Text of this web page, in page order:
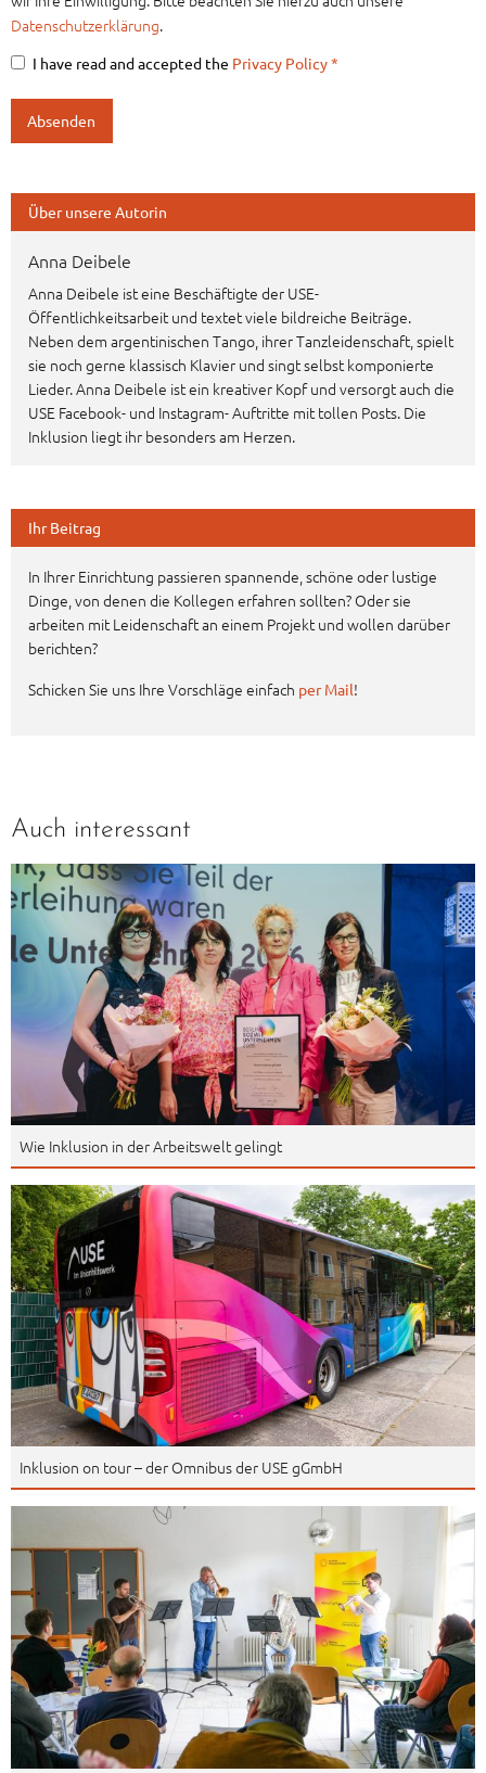
Datenschutzerklärung.
I have read and accepted the Privacy Policy*
Über unsere Autorin
Anna Deibele
Anna Deibele ist eine Beschäftigte der USE-
Öffentlichkeitsarbeit und textet viele bildreiche Beiträge.
Neben dem argentinischen Tango, ihrer Tanzleidenschaft, spielt
sie noch gerne klassisch Klavier und singt selbst komponierte
Lieder. Anna Deibele ist ein kreativer Kopf und versorgt auch die
USE Facebook- und Instagram- Auftritte mit tollen Posts. Die
Inklusion liegt ihr besonders am Herzen.
Ihr Beitrag
In Ihrer Einrichtung passieren spannende, schöne oder lustige
Dinge, von denen die Kollegen erfahren sollten? Oder sie
arbeiten mit Leidenschaft an einem Projekt und wollen darüber
berichten?
Schicken Sie uns Ihre Vorschläge einfach per Mail!
Auch interessant
Wie Inklusion in der Arbeitswelt gelingt
Inklusion on tour – der Omnibus der USE gGmbH